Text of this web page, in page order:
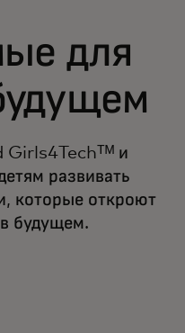
для
и
развивать
которые откроют
будущем.